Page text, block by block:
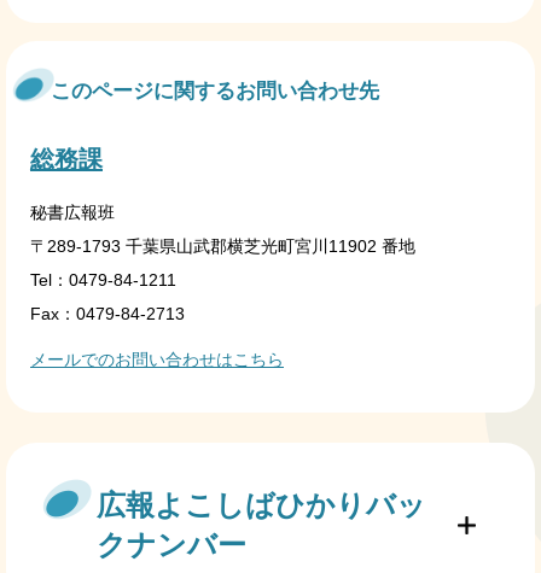
このページに関するお問い合わせ先
総務課
秘書広報班
〒289-1793 千葉県山武郡横芝光町宮川11902 番地
Tel：0479-84-1211
Fax：0479-84-2713
メールでのお問い合わせはこちら
広報よこしばひかりバッ
クナンバー